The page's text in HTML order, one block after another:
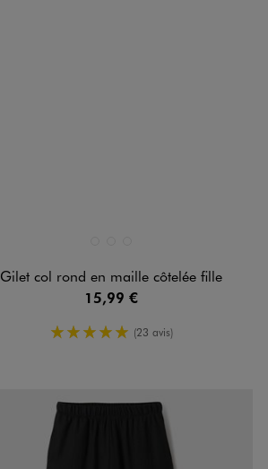
Gilet col rond en maille côtelée fille
15,99 €
5/5 de moyenne
(23 avis)